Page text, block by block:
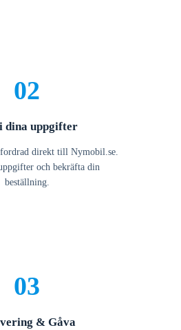
02
dina uppgifter
direkt till Nymobil.se.
och bekräfta din
beställning.
03
& Gåva